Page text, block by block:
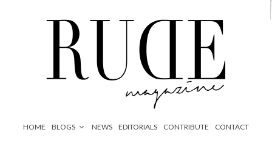
HOME BLOGS NEWS EDITORIALS CONTRIBUTE CONTACT